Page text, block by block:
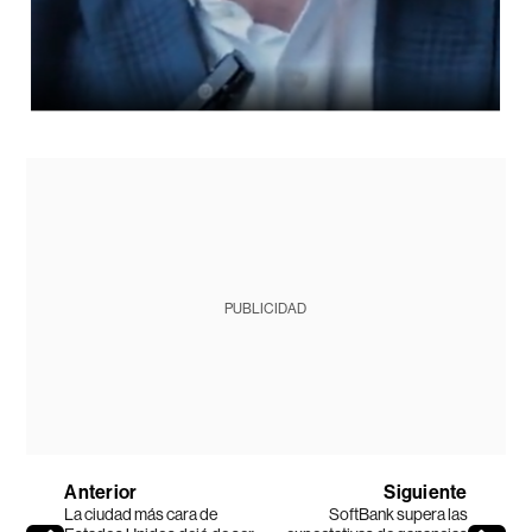
PUBLICIDAD
Anterior
La ciudad más cara de
Siguiente
SoftBank supera las